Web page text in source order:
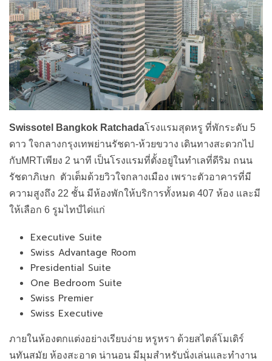
Swissotel Bangkok Ratchadaโรงแรมสุดหรู ที่พักระดับ 5
ดาว ใจกลางกรุงเทพย่านรัชดา-ห้วยขวาง เดินทางสะดวกไป
กับMRTเพียง 2 นาที เป็นโรงแรมที่ตั้งอยู่ในทำเลที่ดีริม ถนน
รัชดาภิเษก ตัวเต็มด้วยวิวใจกลางเมือง เพราะตัวอาคารที่มี
ความสูงถึง 22 ชั้น มีห้องพักให้บริการทั้งหมด 407 ห้อง และมี
ให้เลือก 6 รูมไทป์ได่แก่
Executive Suite
Swiss Advantage Room
Presidential Suite
One Bedroom Suite
Swiss Premier
Swiss Executive
ภายในห้องตกแต่งอย่างเรียบง่าย หรูหรา ด้วยสไตล์โมเดิร์
นทันสมัย ห้องสะอาด น่านอน มีมุมสำหรับนั่งเล่นและทำงาน